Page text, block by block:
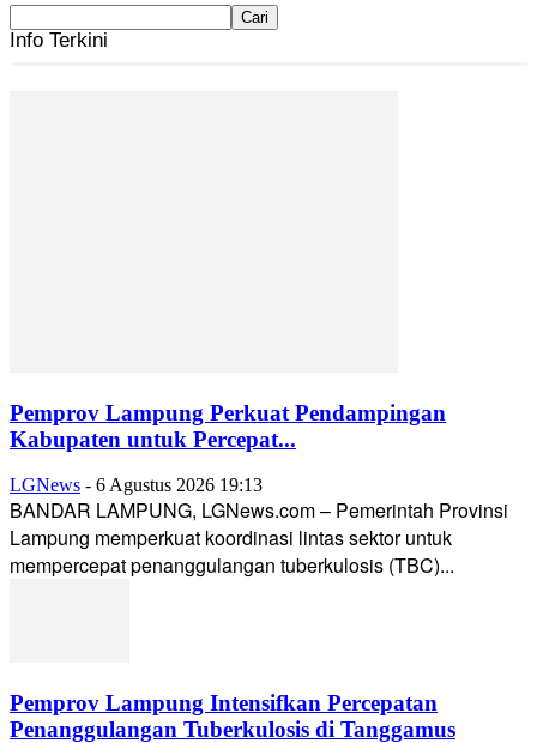
Info Terkini
Pemprov Lampung Perkuat Pendampingan
Kabupaten untuk Percepat...
LGNews - 6 Agustus 2026 19:13
BANDAR LAMPUNG, LGNews.com – Pemerintah Provinsi
Lampung memperkuat koordinasi lintas sektor untuk
mempercepat penanggulangan tuberkulosis (TBC)...
Pemprov Lampung Intensifkan Percepatan
Penanggulangan Tuberkulosis di Tanggamus